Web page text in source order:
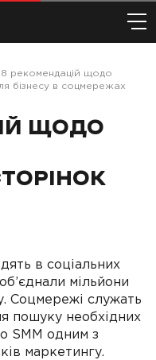
8 рекомендацій щодо
бізнесу в соцмережах
ЩОДО
в соціальних
мільйони
Соцмережі служать
пошуку необхідних
SMM одним з
маркетингу.